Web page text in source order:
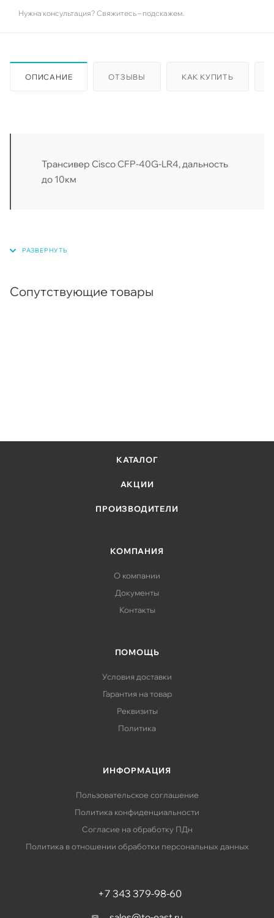
Нужна консультация? Свяжитесь – подскажем.
ОПИСАНИЕ ОТЗЫВЫ КАК КУПИТЬ
Трансивер Cisco CFP-40G-LR4, дальность
до 10км
Сопутствующие товары
КАТАЛОГ
АКЦИИ
ПРОИЗВОДИТЕЛИ
КОМПАНИЯ
О компании
Документы
Контакты
ПОМОЩЬ
Условия доставки
Гарантия на товар
Реквизиты
Политика
ИНФОРМАЦИЯ
Пользовательское соглашение
Политика конфиденциальности
Согласие на обработку ПДн
Политика в отношении обработки персональных данных
+7 343 379-98-60